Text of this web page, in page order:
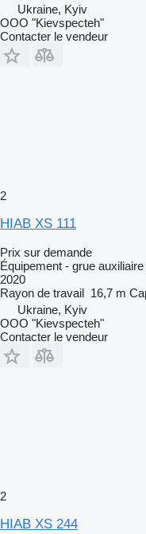
Ukraine, Kyiv
OOO "Kievspecteh"
Contacter le vendeur
2
HIAB XS 111
Prix sur demande
Équipement - grue
2020
Rayon de travail 16,7 m
Ukraine, Kyiv
OOO "Kievspecteh"
Contacter le vendeur
2
HIAB XS 244